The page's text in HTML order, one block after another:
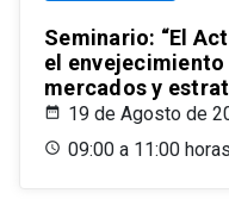
Seminario: “El
el
mercados y
19 de Agosto de
09:00 a 11:00 horas